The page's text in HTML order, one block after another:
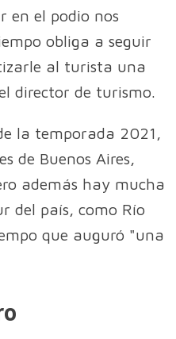
en el podio nos
obliga a seguir
al turista una
director de turismo.
la temporada 2021,
de Buenos Aires,
además hay mucha
del país, como Río
que auguró "una